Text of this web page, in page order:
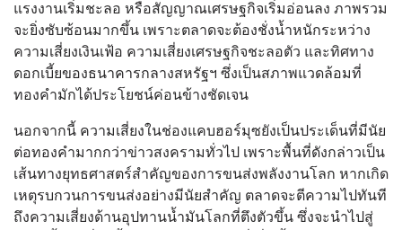
แรงงานเริ่มชะลอ หรือสัญญาณเศรษฐกิจเริ่มอ่อนลง ภาพรวม
จะยิ่งซับซ้อนมากขึ้น เพราะตลาดจะต้องชั่งน้ำหนักระหว่าง
ความเสี่ยงเงินเฟ้อ ความเสี่ยงเศรษฐกิจชะลอตัว และทิศทาง
ดอกเบี้ยของธนาคารกลางสหรัฐฯ ซึ่งเป็นสภาพแวดล้อมที่
ทองคำมักได้ประโยชน์ค่อนข้างชัดเจน
นอกจากนี้ ความเสี่ยงในช่องแคบฮอร์มุซยังเป็นประเด็นที่มีนัย
ต่อทองคำมากกว่าข่าวสงครามทั่วไป เพราะพื้นที่ดังกล่าวเป็น
เส้นทางยุทธศาสตร์สำคัญของการขนส่งพลังงานโลก หากเกิด
เหตุรบกวนการขนส่งอย่างมีนัยสำคัญ ตลาดจะตีความไปทันที
ถึงความเสี่ยงด้านอุปทานน้ำมันโลกที่ตึงตัวขึ้น ซึ่งจะนำไปสู่